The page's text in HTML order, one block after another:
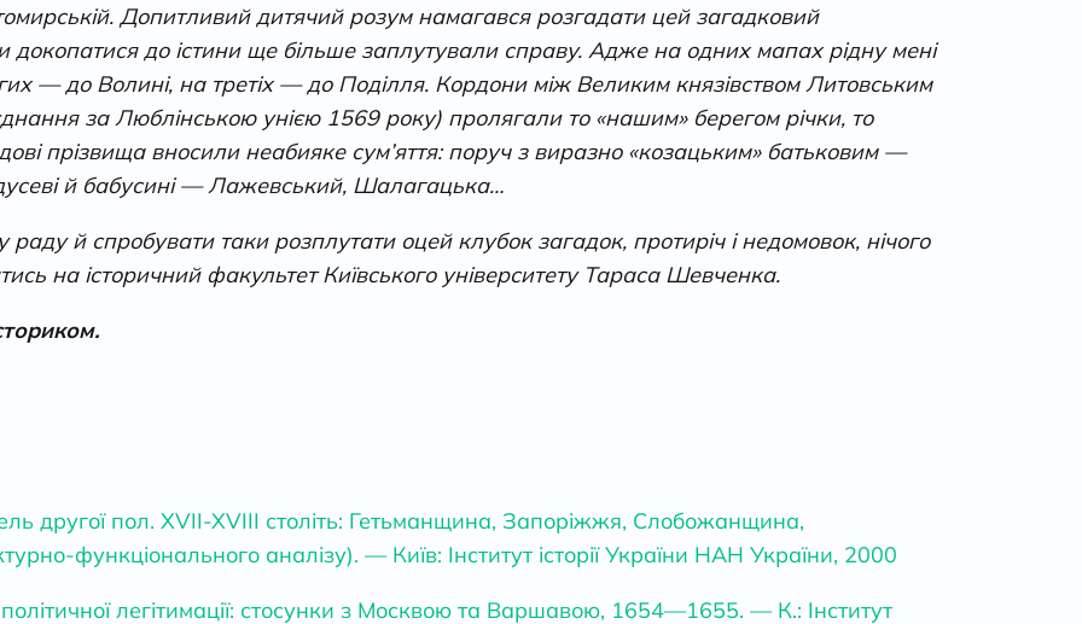
Допитливий дитячий розум намагався розгадати цей загадковий
докопатися до істини ще більше заплутували справу. Адже на одних мапах рідну мені
— до Волині, на третіх — до Поділля. Кордони між Великим князівством Литовським
за Люблінською унією 1569 року) пролягали то «нашим» берегом річки, то
прізвища вносили неабияке сум’яття: поруч з виразно «козацьким» батьковим —
й бабусині — Лажевський, Шалагацька…
й спробувати таки розплутати оцей клубок загадок, протиріч і недомовок, нічого
на історичний факультет Київського університету Тараса Шевченка.
другої пол. XVII-XVIII століть: Гетьманщина, Запоріжжя, Слобожанщина,
функціонального аналізу). — Київ: Інститут історії України НАН України, 2000
легітимації: стосунки з Москвою та Варшавою, 1654—1655. — К.: Інститут